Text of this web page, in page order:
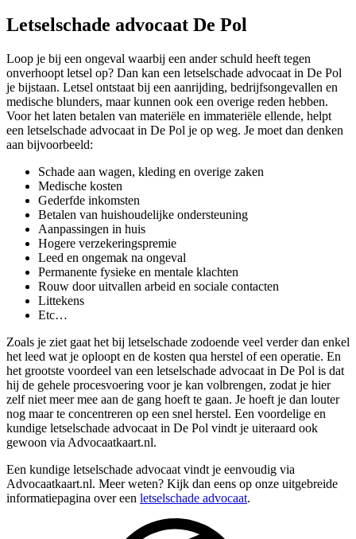
Letselschade advocaat De Pol
Loop je bij een ongeval waarbij een ander schuld heeft tegen
onverhoopt letsel op? Dan kan een letselschade advocaat in De Pol
je bijstaan. Letsel ontstaat bij een aanrijding, bedrijfsongevallen en
medische blunders, maar kunnen ook een overige reden hebben.
Voor het laten betalen van materiële en immateriële ellende, helpt
een letselschade advocaat in De Pol je op weg. Je moet dan denken
aan bijvoorbeeld:
Schade aan wagen, kleding en overige zaken
Medische kosten
Gederfde inkomsten
Betalen van huishoudelijke ondersteuning
Aanpassingen in huis
Hogere verzekeringspremie
Leed en ongemak na ongeval
Permanente fysieke en mentale klachten
Rouw door uitvallen arbeid en sociale contacten
Littekens
Etc…
Zoals je ziet gaat het bij letselschade zodoende veel verder dan enkel
het leed wat je oploopt en de kosten qua herstel of een operatie. En
het grootste voordeel van een letselschade advocaat in De Pol is dat
hij de gehele procesvoering voor je kan volbrengen, zodat je hier
zelf niet meer mee aan de gang hoeft te gaan. Je hoeft je dan louter
nog maar te concentreren op een snel herstel. Een voordelige en
kundige letselschade advocaat in De Pol vindt je uiteraard ook
gewoon via Advocaatkaart.nl.
Een kundige letselschade advocaat vindt je eenvoudig via
Advocaatkaart.nl. Meer weten? Kijk dan eens op onze uitgebreide
informatiepagina over een letselschade advocaat.